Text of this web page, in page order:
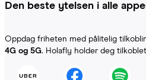
Den beste ytelsen i alle
Oppdag friheten med pålitelig
4G og 5G. Holafly holder deg